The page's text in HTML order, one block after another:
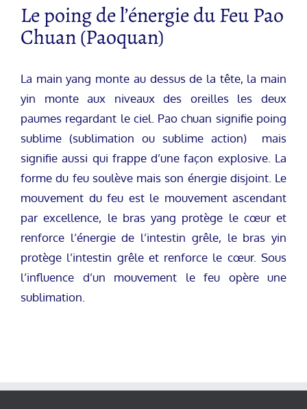
Le poing de l’énergie du Feu Pao
Chuan (Paoquan)
La main yang monte au dessus de la tête, la main
yin monte aux niveaux des oreilles les deux
paumes regardant le ciel. Pao chuan signifie poing
sublime (sublimation ou sublime action) mais
signifie aussi qui frappe d’une façon explosive. La
forme du feu soulève mais son énergie disjoint. Le
mouvement du feu est le mouvement ascendant
par excellence, le bras yang protège le cœur et
renforce l’énergie de l’intestin grêle, le bras yin
protège l’intestin grêle et renforce le cœur. Sous
l’influence d’un mouvement le feu opère une
sublimation.